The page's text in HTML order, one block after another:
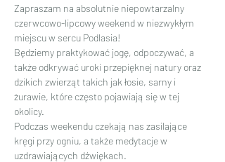
Zapraszam na absolutnie niepowtarzalny
czerwcowo-lipcowy weekend w niezwykłym
miejscu w sercu Podlasia!
Będziemy praktykować jogę, odpoczywać, a
także odkrywać uroki przepięknej natury oraz
dzikich zwierząt takich jak łosie, sarny i
żurawie, które często pojawiają się w tej
okolicy.
Podczas weekendu czekają nas zasilające
kręgi przy ogniu, a także medytacje w
uzdrawiających dźwiękach.